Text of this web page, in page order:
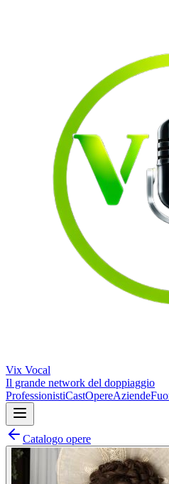
Vix Vocal
Il grande network del doppiaggio
ProfessionistiCastOpereAziende
Catalogo opere